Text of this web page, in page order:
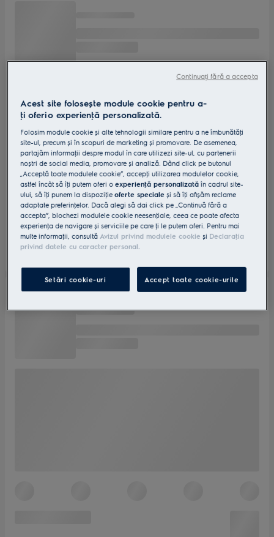
Acest site folosește module cookie pentru a-
ţi oferi o experienţă personalizată.
Folosim module cookie și alte tehnologii similare pentru a ne îmbunătăţi
site-ul, precum și în scopuri de marketing și promovare. De asemenea,
partajăm informaţii despre modul în care utilizezi site-ul, cu partenerii
noștri de social media, promovare și analiză. Dând click pe butonul
„Acceptă toate modulele cookie”, accepţi utilizarea modulelor cookie,
astfel încât să îţi putem oferi oexperienţă personalizată în cadrul site-
ului, să îţi punem la dispoziţieoferte speciale și să îţi afișăm reclame
adaptate preferinţelor. Dacă alegi să dai click pe „Continuă fără a
accepta”, blochezi modulele cookie neesenţiale, ceea ce poate afecta
experienţa de navigare și serviciile pe care ţi le putem oferi. Pentru mai
multe informaţii, consultă Avizul privind modulele cookie și Declaraţia
privind datele cu caracter personal.
Setări cookie-uri Accept toate cookie-urile
Continuați fără a accepta